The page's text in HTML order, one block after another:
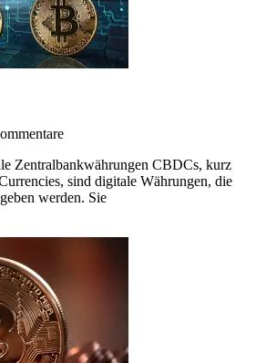
Zentralbankwährungen CBDCs, kurz
sind digitale Währungen, die
werden. Sie